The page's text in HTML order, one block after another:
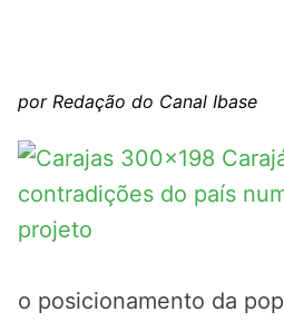
por Redação do Canal Ibase
o posicionamento da